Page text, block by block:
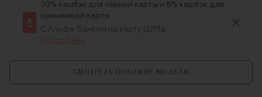
20% кешбэк для чёрной карты и 8% кешбэк для
оранжевой карты
С Альфа-Банком на карту ЦУМа
Подробнее
СМОТРЕТЬ ПОХОЖИЕ МОДЕЛИ